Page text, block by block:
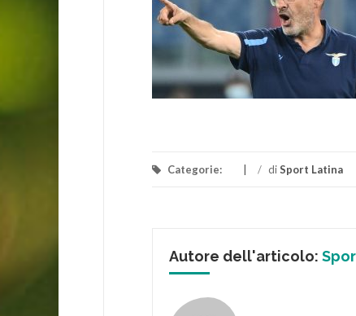
Categorie: / diSport Latina
Autore dell'articolo: